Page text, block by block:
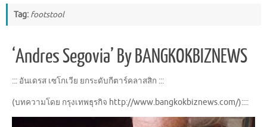
Tag: footstool
‘Andres Segovia’ By BANGKOKBIZNEWS
::: อันเดรส เซโกเวีย ยกระดับกีตาร์คลาสสิก :::
(บทความโดย กรุงเทพธุรกิจ http://www.bangkokbiznews.com/)::::